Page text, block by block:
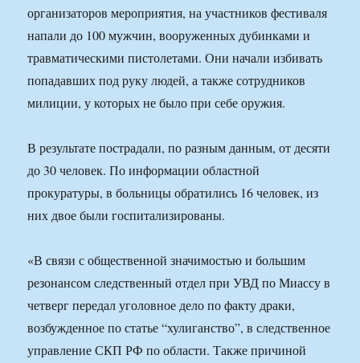
организаторов мероприятия, на участников фестиваля
напали до 100 мужчин, вооруженных дубинками и
травматическими пистолетами. Они начали избивать
попадавших под руку людей, а также сотрудников
милиции, у которых не было при себе оружия.
В результате пострадали, по разным данным, от десяти
до 30 человек. По информации областной
прокуратуры, в больницы обратились 16 человек, из
них двое были госпитализированы.
«В связи с общественной значимостью и большим
резонансом следственный отдел при УВД по Миассу в
четверг передал уголовное дело по факту драки,
возбужденное по статье “хулиганство”, в следственное
управление СКП РФ по области. Также причиной